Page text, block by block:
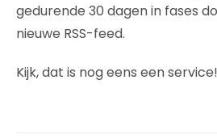
gedurende 30 dagen in fases
nieuwe RSS-feed.
Kijk, dat is nog eens een service!